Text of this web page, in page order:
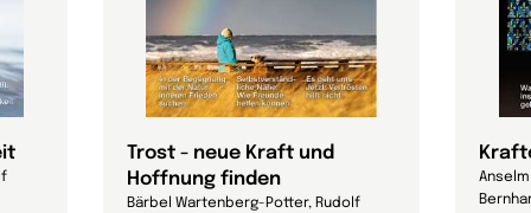
Trost - neue Kraft und
Hoffnung finden
Bärbel Wartenberg-Potter, Rudolf